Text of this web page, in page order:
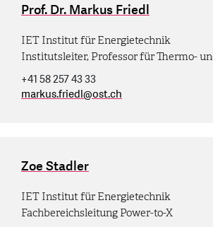
Prof. Dr. Markus Friedl
IET Institut für Energietechnik
Institutsleiter, Professor für Thermo-
+41 58 257 43 33
markus.friedl@ost.ch
Zoe Stadler
IET Institut für Energietechnik
Fachbereichsleitung Power-to-X